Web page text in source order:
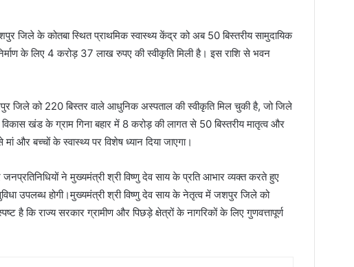
जिले के कोतबा स्थित प्राथमिक स्वास्थ्य केंद्र को अब 50 बिस्तरीय सामुदायिक
के लिए 4 करोड़ 37 लाख रुपए की स्वीकृति मिली है। इस राशि से भवन
जिले को 220 बिस्तर वाले आधुनिक अस्पताल की स्वीकृति मिल चुकी है, जो जिले
खंड के ग्राम गिना बहार में 8 करोड़ की लागत से 50 बिस्तरीय मातृत्व और
और बच्चों के स्वास्थ्य पर विशेष ध्यान दिया जाएगा।
ने मुख्यमंत्री श्री विष्णु देव साय के प्रति आभार व्यक्त करते हुए
उपलब्ध होगी।मुख्यमंत्री श्री विष्णु देव साय के नेतृत्व में जशपुर जिले को
है कि राज्य सरकार ग्रामीण और पिछड़े क्षेत्रों के नागरिकों के लिए गुणवत्तापूर्ण